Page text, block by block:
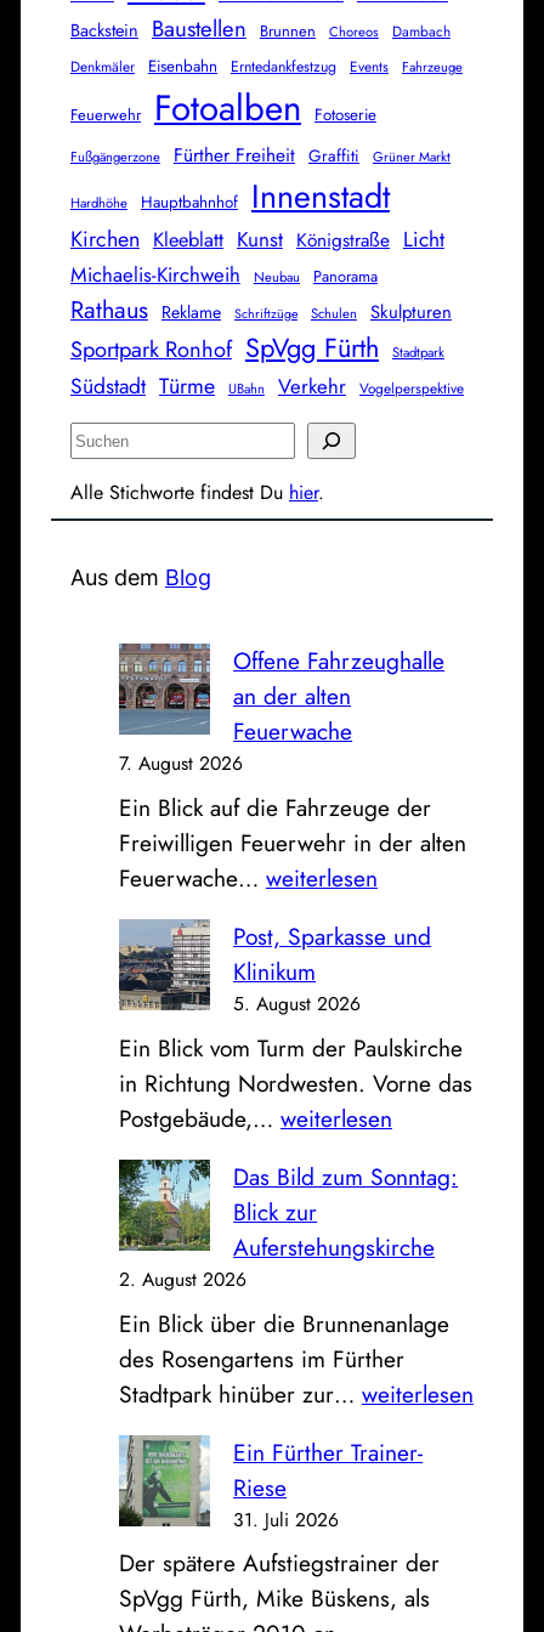
Backstein Baustellen Brunnen Choreos
Dambach
Denkmäler
Eisenbahn Erntedankfestzug Events Fahrzeuge
Feuerwehr Fotoalben Fotoserie
Fußgängerzone Fürther Freiheit Graffiti Grüner Markt
Hardhöhe Hauptbahnhof Innenstadt
Kirchen Kleeblatt Kunst Königstraße Licht
Michaelis-Kirchweih Neubau Panorama
Rathaus Reklame Schriftzüge Schulen Skulpturen
Sportpark Ronhof SpVgg Fürth Stadtpark
Südstadt Türme UBahn Verkehr Vogelperspektive
S
c
e
Alle Stichworte findest Du hier.
Aus dem Blog
Offene Fahrzeughalle
an der alten
Feuerwache
7. August 2026
Ein Blick auf die Fahrzeuge der
Freiwilligen Feuerwehr in der alten
Feuerwache… O
f
e
n
e
F
a
r
z
e
g
h
a
e
a
n
d
weiterlesen
Post, Sparkasse und
Klinikum
5. August 2026
Ein Blick vom Turm der Paulskirche
in Richtung Nordwesten. Vorne das
Postgebäude,… P
s
t
,
p
a
r
a
s
e
u
weiterlesen
Das Bild zum Sonntag:
Blick zur
Auferstehungskirche
2. August 2026
Ein Blick über die Brunnenanlage
des Rosengartens im Fürther
Stadtpark hinüber zur… D
s
l
d
weiterlesen
Ein Fürther Trainer-
Riese
31. Juli 2026
Der spätere Aufstiegstrainer der
SpVgg Fürth, Mike Büskens, als